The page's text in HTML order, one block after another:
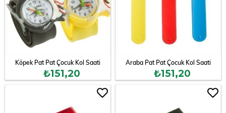
Köpek Pat Pat Çocuk Kol Saati
₺151,20
Araba Pat Pat Çocuk Kol Saati
₺151,20